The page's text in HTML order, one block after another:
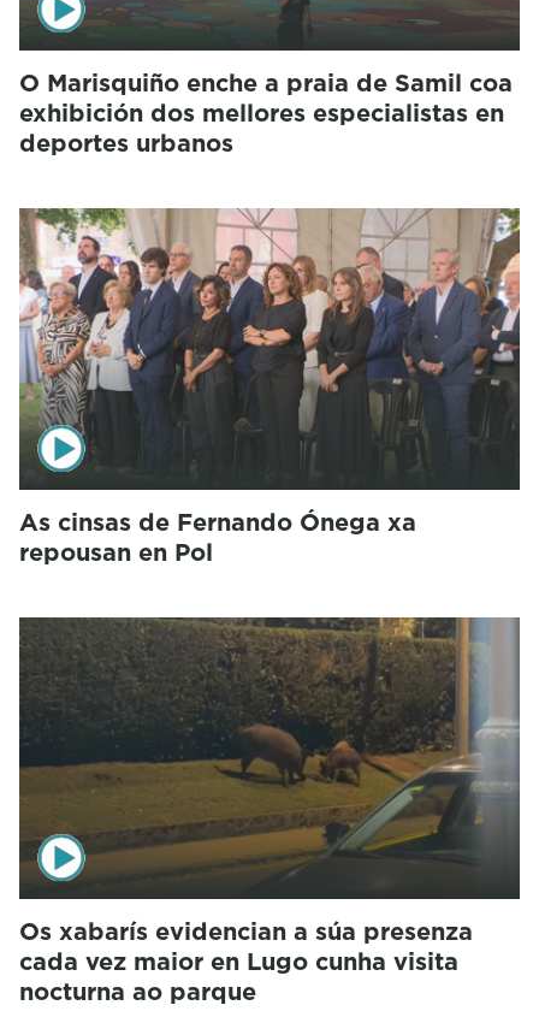
O Marisquiño enche a praia de Samil coa
exhibición dos mellores especialistas en
deportes urbanos
As cinsas de Fernando Ónega xa
repousan en Pol
Os xabarís evidencian a súa presenza
cada vez maior en Lugo cunha visita
nocturna ao parque